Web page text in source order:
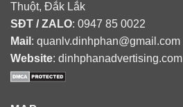
Thuột, Đắk Lắk
SĐT / ZALO: 0947 85 0022
Mail : quanlv.dinhphan@gmail.com
Website: dinhphanadvertising.com